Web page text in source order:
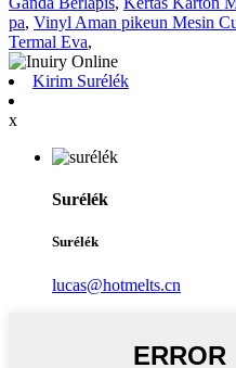
pa, Vinyl Aman pikeun Mesin
Termal Eva,
Kirim Surélék
x
Surélék
Surélék
lucas@hotmelts.cn